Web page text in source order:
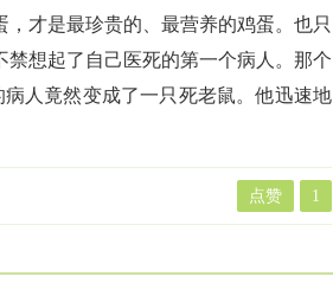
才是最珍贵的、最营养的鸡蛋。也只
想起了自己医死的第一个病人。那个
人竟然变成了一只死老鼠。他迅速地
1
点赞